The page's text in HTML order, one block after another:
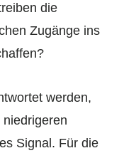
die
Zugänge ins
werden,
Signal. Für die